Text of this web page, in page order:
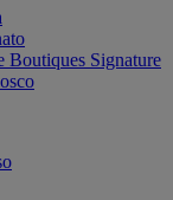
Boutiques Signature